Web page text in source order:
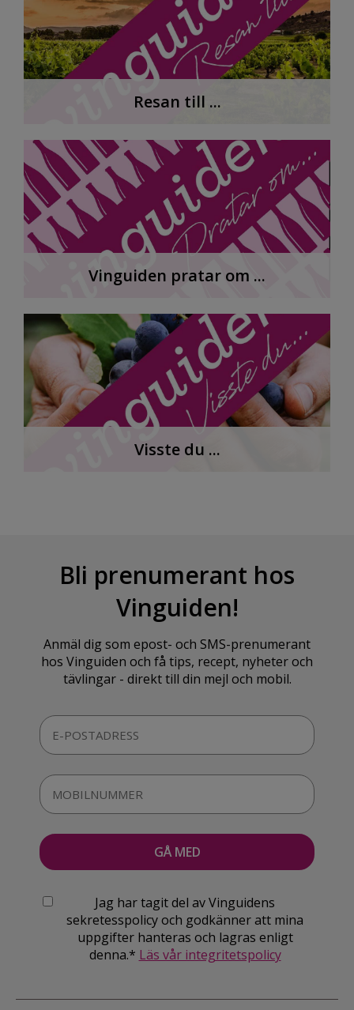
Resan till ...
Vinguiden pratar om ...
Visste du ...
Bli prenumerant hos
Vinguiden!
Anmäl dig som epost- och SMS-prenumerant
hos Vinguiden och få tips, recept, nyheter och
tävlingar - direkt till din mejl och mobil.
Jag har tagit del av Vinguidens
sekretesspolicy och godkänner att mina
uppgifter hanteras och lagras enligt
denna.* Läs vår integritetspolicy